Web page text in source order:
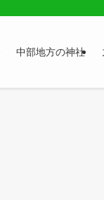
中部地方の神社